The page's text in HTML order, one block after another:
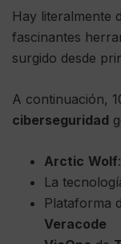
Hay literalmente
fascinantes
surgido desde
A continuación,
ciberseguridad
Arctic Wolf:
La
Plataforma
Veracode